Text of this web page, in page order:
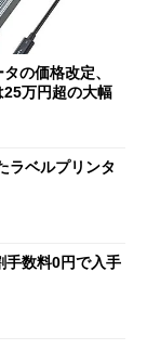
の価格改定、
万円超の大幅
ラベルプリンタ
手数料0円で入手